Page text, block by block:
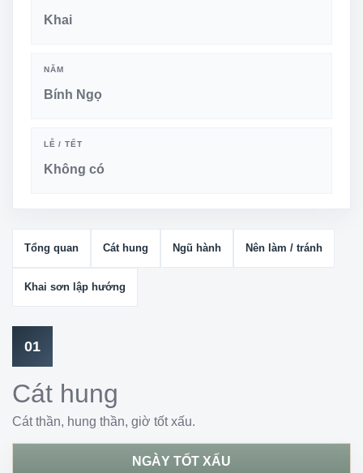
Khai
NĂM
Bính Ngọ
LỄ / TẾT
Không có
Tổng quan Cát hung Ngũ hành Nên làm / tránh
Khai sơn lập hướng
01
Cát hung
Cát thần, hung thần, giờ tốt xấu.
NGÀY TỐT XẤU